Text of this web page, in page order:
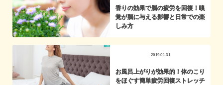
香りの効果で脳の疲労を回復！嗅
覚が脳に与える影響と日常での楽
しみ方
2019.01.31
お風呂上がりが効果的！体のこり
をほぐす簡単疲労回復ストレッチ